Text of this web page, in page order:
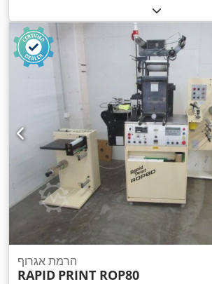
הרמת אגרוף
RAPID PRINT ROP80